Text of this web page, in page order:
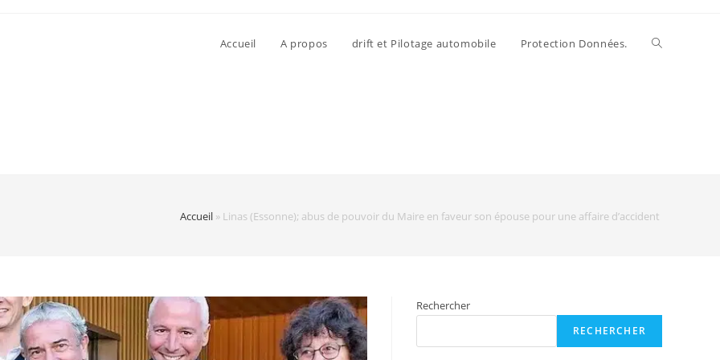
Accueil A propos drift et Pilotage automobile Protection Données.
Accueil » Linas (Essonne); abus de pouvoir du Maire en faveur son épouse pour une affaire d’accident de la
Rechercher
RECHERCHER